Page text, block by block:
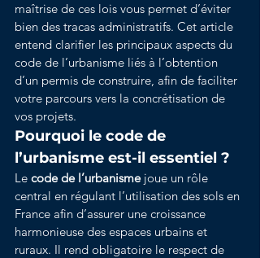
maîtrise de ces lois vous permet d’éviter
bien des tracas administratifs. Cet article
entend clarifier les principaux aspects du
code de l’urbanisme liés à l’obtention
d’un permis de construire, afin de faciliter
votre parcours vers la concrétisation de
vos projets.
Pourquoi le code de
l’urbanisme est-il essentiel ?
Le code de l’urbanisme joue un rôle
central en régulant l’utilisation des sols en
France afin d’assurer une croissance
harmonieuse des espaces urbains et
ruraux. Il rend obligatoire le respect de